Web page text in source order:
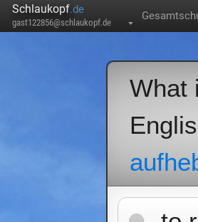
Schlaukopf.de
gast122856@schlaukopf.de ▼
What